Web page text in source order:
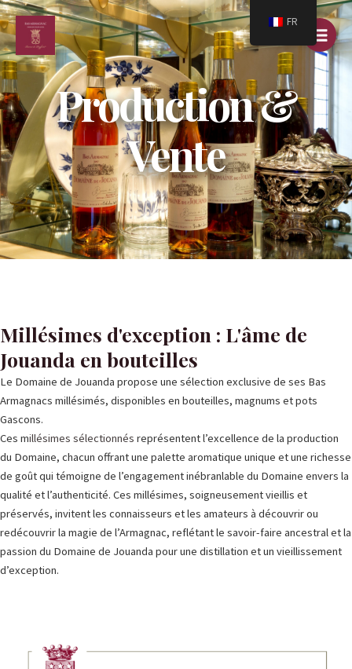
Aller
au
contenu
Main
Menu
Production &
Vente
Millésimes d'exception : L'âme de
Jouanda en bouteilles
Le Domaine de Jouanda propose une sélection exclusive de ses Bas
Armagnacs millésimés, disponibles en bouteilles, magnums et pots
Gascons.
Ces millésimes sélectionnés représentent l’excellence de la production
du Domaine, chacun offrant une palette aromatique unique et une richesse
de goût qui témoigne de l’engagement inébranlable du Domaine envers la
qualité et l’authenticité. Ces millésimes, soigneusement vieillis et
préservés, invitent les connaisseurs et les amateurs à découvrir ou
redécouvrir la magie de l’Armagnac, reflétant le savoir-faire ancestral et la
passion du Domaine de Jouanda pour une distillation et un vieillissement
d’exception.
FR